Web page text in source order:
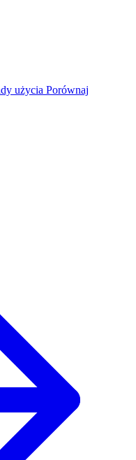
użycia Porównaj